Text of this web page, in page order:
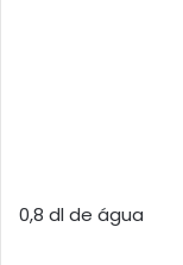
0,8 dl de água